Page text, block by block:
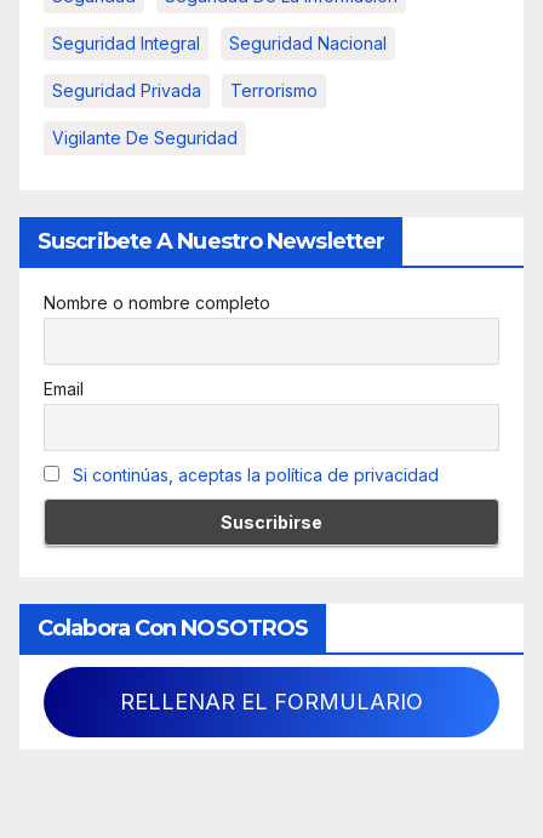
Seguridad Integral Seguridad Nacional
Seguridad Privada Terrorismo
Vigilante De Seguridad
Suscribete A Nuestro Newsletter
Nombre o nombre completo
Email
Si continúas, aceptas la política de privacidad
Colabora Con NOSOTROS
RELLENAR EL FORMULARIO